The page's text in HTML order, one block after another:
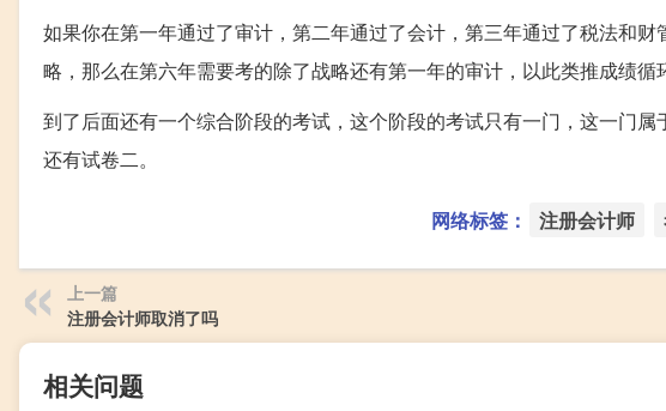
如果你在第一年通过了审计，第二年通过了会计，第三年通过了税法和
略，那么在第六年需要考的除了战略还有第一年的审计，以此类推成绩循
到了后面还有一个综合阶段的考试，这个阶段的考试只有一门，这一门
还有试卷二。
网络标签： 注册会计师
上一篇
注册会计师取消了吗
相关问题